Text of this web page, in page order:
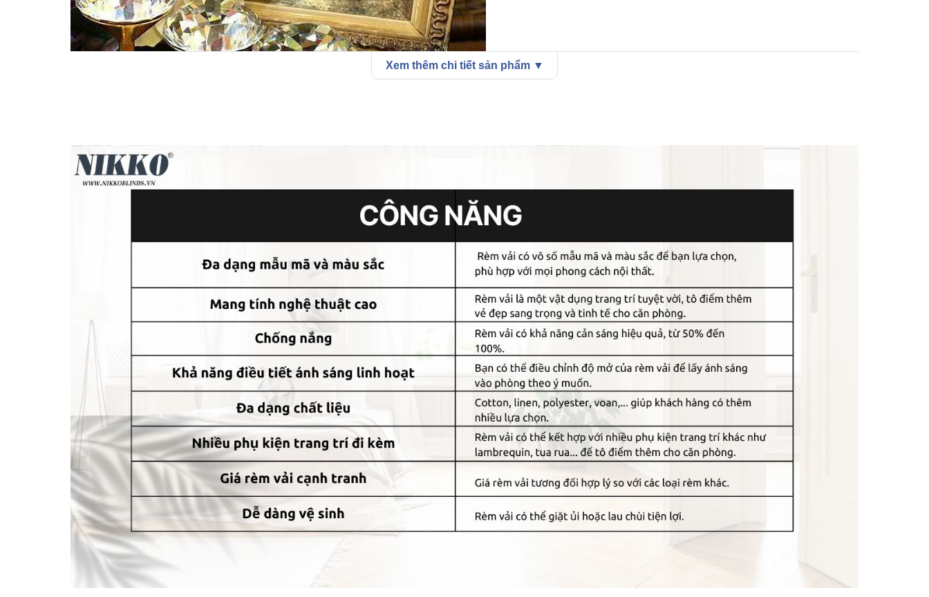
Núm vén rèm là phụ kiện nhỏ nhưng đóng vai trò quan trọng, góp phần tô điểm vẻ đẹp và nâng tầm giá trị thẩm mỹ cho không gian nội thất.
Thiết kế tinh tế, đa dạng kiểu dáng, màu sắc.
Chất liệu cao cấp, bền bỉ theo thời gian.
Giúp cố định rèm cửa chắc chắn, dễ dàng sử dụng.
Lợi ích:
Mang đến vẻ đẹp sang trọng, cổ điển cho không gian.
Thể hiện gu thẩm mỹ tinh tế của gia chủ.
Sử dụng tiện lợi, đa dạng ứng dụng.
Làm cho không gian treo rèm của bạn trở nên thanh lịch
Xem thêm chi tiết sản phẩm ▼